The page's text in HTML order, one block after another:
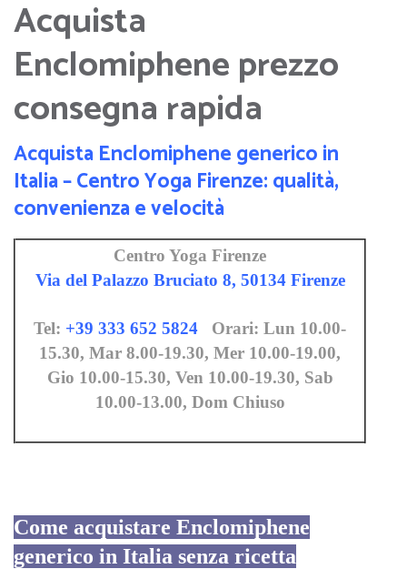
Acquista
Enclomiphene prezzo
consegna rapida
Acquista Enclomiphene generico in
Italia – Centro Yoga Firenze: qualità,
convenienza e velocità
Centro Yoga Firenze
Via del Palazzo Bruciato 8, 50134 Firenze
Tel: +39 333 652 5824 Orari: Lun 10.00-
15.30, Mar 8.00-19.30, Mer 10.00-19.00,
Gio 10.00-15.30, Ven 10.00-19.30, Sab
10.00-13.00, Dom Chiuso
Come acquistare Enclomiphene
generico in Italia senza ricetta